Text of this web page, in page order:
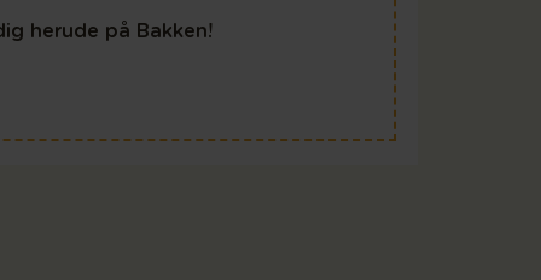
herude på Bakken!